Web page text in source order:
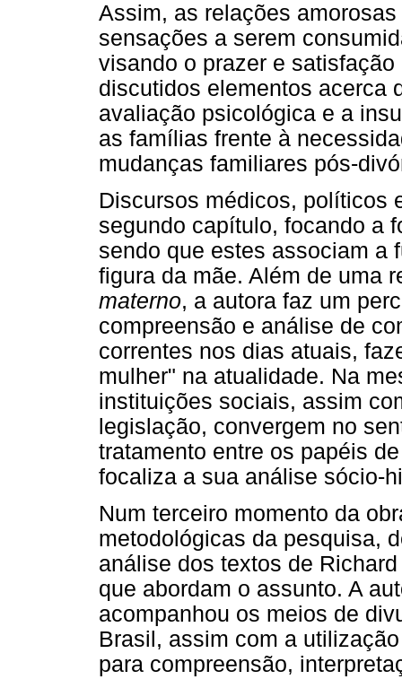
Assim, as relações
sensações a serem
visando o prazer e
discutidos elementos acerca
avaliação psicológica e a
as famílias frente à
mudanças familiares pós-
Discursos médicos, políticos
segundo capítulo, focando a
sendo que estes associam a
figura da mãe. Além de uma
materno, a autora faz um
compreensão e análise de
correntes nos dias atuais,
mulher" na atualidade. Na
instituições sociais, assim
legislação, convergem no
tratamento entre os papéis
focaliza a sua análise sócio-
Num terceiro momento da
metodológicas da pesquisa,
análise dos textos de
que abordam o assunto. A
acompanhou os meios de
Brasil, assim com a
para compreensão,